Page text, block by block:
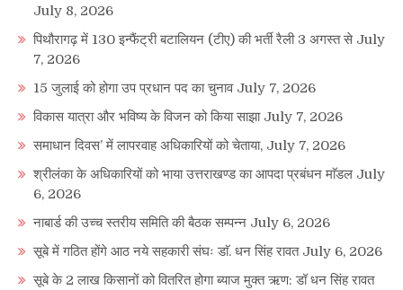
July 8, 2026
पिथौरागढ़ में 130 इन्फैंट्री बटालियन (टीए) की भर्ती रैली 3 अगस्त से July
7, 2026
15 जुलाई को होगा उप प्रधान पद का चुनाव July 7, 2026
विकास यात्रा और भविष्य के विजन को किया साझा July 7, 2026
समाधान दिवस’ में लापरवाह अधिकारियों को चेताया, July 7, 2026
श्रीलंका के अधिकारियों को भाया उत्तराखण्ड का आपदा प्रबंधन माॅडल July
6, 2026
नाबार्ड की उच्च स्तरीय समिति की बैठक सम्पन्न July 6, 2026
सूबे में गठित होंगे आठ नये सहकारी संघः डाॅ. धन सिंह रावत July 6, 2026
सूबे के 2 लाख किसानों को वितरित होगा ब्याज मुक्त ऋण: डॉ धन सिंह रावत